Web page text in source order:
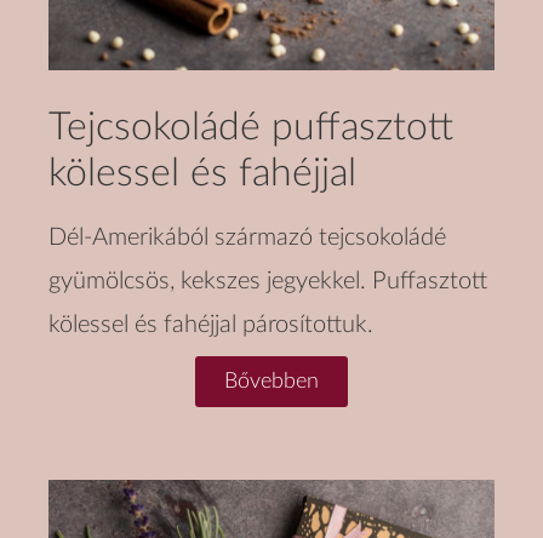
Tejcsokoládé puffasztott
kölessel és fahéjjal
Dél-Amerikából származó tejcsokoládé
gyümölcsös, kekszes jegyekkel. Puffasztott
kölessel és fahéjjal párosítottuk.
Bővebben